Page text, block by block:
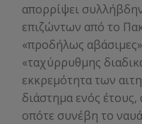
απορρίψει
επιζώντων από το
«προδήλως
«ταχύρρυθμης
εκκρεμότητα των
διάστημα ενός
οπότε συνέβη το